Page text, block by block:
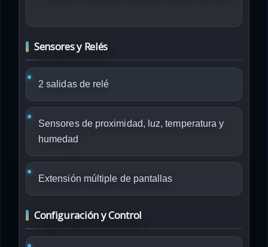
Sensores y Relés
2 salidas de relé
Sensores de proximidad, luz, temperatura y
humedad
Extensión múltiple de pantallas
Configuración y Control